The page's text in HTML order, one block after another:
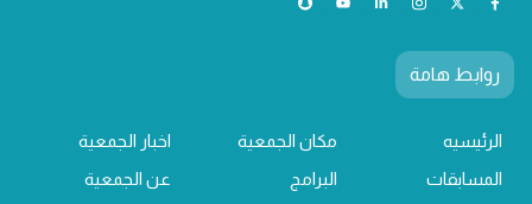
روابط هامة
الرئيسيه مكان الجمعية
اخبار الجمعية
المسابقات
البرامج
عن الجمعية